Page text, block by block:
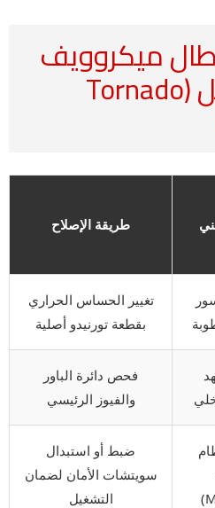
ميكروويف
تورنيدو الشامل (Tornado
طريقة الإصلاح
تغيير الحساس الحراري
بقطعة تورنيدو أصلية
فحص دائرة الباور
والفيوز الرئيسي
ضبط أو استبدال
سويتشات الأمان لضمان
التشغيل